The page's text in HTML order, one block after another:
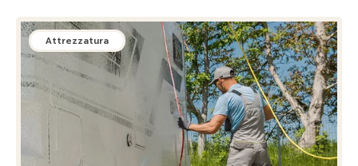
Attrezzatura